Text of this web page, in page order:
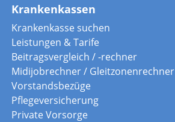
Krankenkassen
Krankenkasse suchen
Leistungen & Tarife
Beitragsvergleich / -rechner
Midijobrechner / Gleitzonenrechner
Vorstandsbezüge
Pflegeversicherung
Private Vorsorge